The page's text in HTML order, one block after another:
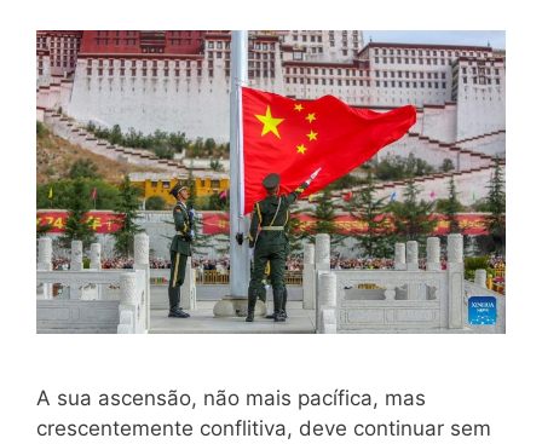
A sua ascensão, não mais pacífica, mas
crescentemente conflitiva, deve continuar sem